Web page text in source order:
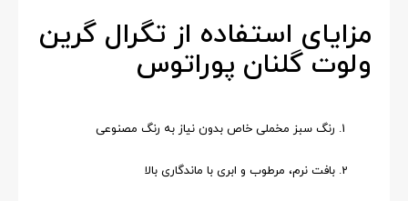
مزایای استفاده از تگرال گرین
ولوت گلنان پوراتوس
رنگ سبز مخملی خاص بدون نیاز به رنگ مصنوعی
بافت نرم، مرطوب و ابری با ماندگاری بالا